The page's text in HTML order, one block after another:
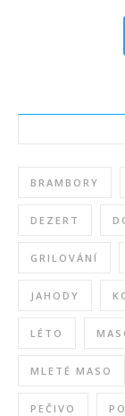
BRAMBORY
DEZERT
GRILOVÁNÍ
JAHODY
LÉTO
MLETÉ MASO
PEČIVO